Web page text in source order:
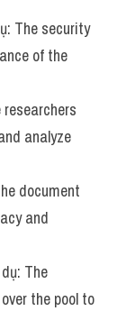
The security
of the
analyze
document
and
The
the pool to